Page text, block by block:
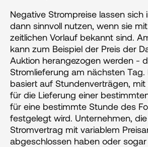
Negative Strompreise lassen sich
dann sinnvoll nutzen, wenn sie
zeitlichen Vorlauf bekannt sind.
kann zum Beispiel der Preis der
Auktion herangezogen werden -
Stromlieferung am nächsten Tag.
basiert auf Stundenverträgen,
für die Lieferung einer
für eine bestimmte Stunde des
festgelegt wird. Unternehmen,
Stromvertrag mit variablem
abgeschlossen haben oder